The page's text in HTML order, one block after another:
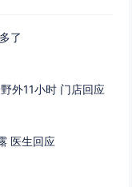
了
外11小时 门店回应
医生回应